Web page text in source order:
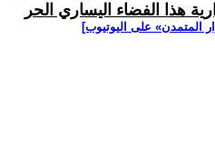
هذا الفضاء اليساري الحر
المتمدن» على اليوتيوب]